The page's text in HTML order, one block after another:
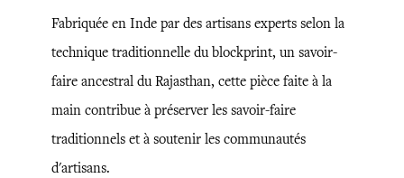
Fabriquée en Inde par des artisans experts selon la
technique traditionnelle du blockprint, un savoir-
faire ancestral du Rajasthan, cette pièce faite à la
main contribue à préserver les savoir-faire
traditionnels et à soutenir les communautés
d'artisans.